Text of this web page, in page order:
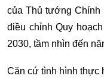
của Thủ tướng Chính
điều chỉnh Quy
2030, tầm nhìn đến
Căn cứ tình hình thực